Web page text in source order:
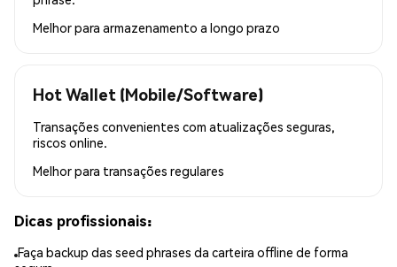
Melhor para armazenamento a longo prazo
Hot Wallet (Mobile/Software)
Transações convenientes com atualizações seguras,
riscos online.
Melhor para transações regulares
Dicas profissionais:
Faça backup das seed phrases da carteira offline de forma